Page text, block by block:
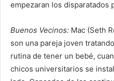
empezaran los disparatados
Buenos Vecinos: Mac (Seth
son una pareja joven
rutina de tener un bebé,
chicos universitarios se